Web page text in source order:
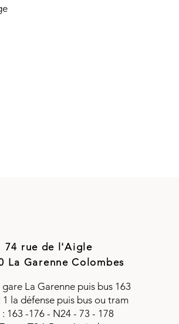
74 rue de l'Aigle
La Garenne Colombes
La Garenne puis bus 163
la défense puis bus ou tram
: 163 -176 - N24 - 73 - 178